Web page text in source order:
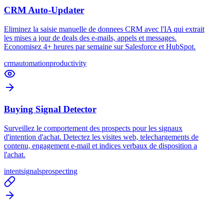
CRM Auto-Updater
Eliminez la saisie manuelle de donnees CRM avec l'IA qui extrait
les mises a jour de deals des e-mails, appels et messages.
Economisez 4+ heures par semaine sur Salesforce et HubSpot.
crmautomationproductivity
Buying Signal Detector
Surveillez le comportement des prospects pour les signaux
d'intention d'achat. Detectez les visites web, telechargements de
contenu, engagement e-mail et indices verbaux de disposition a
l'achat.
intentsignalsprospecting